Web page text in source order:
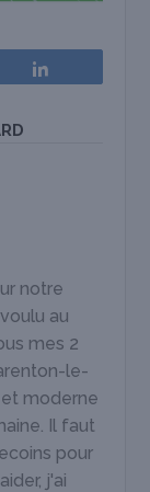
notre
au
mes 2
le-
moderne
Il faut
pour
j'ai